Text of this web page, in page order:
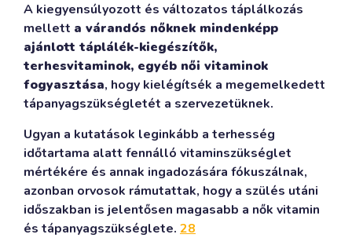
A kiegyensúlyozott és változatos táplálkozás
mellett a várandós nőknek mindenképp
ajánlott táplálék-kiegészítők,
terhesvitaminok, egyéb női vitaminok
fogyasztása, hogy kielégítsék a megemelkedett
tápanyagszükségletét a szervezetüknek.
Ugyan a kutatások leginkább a terhesség
időtartama alatt fennálló vitaminszükséglet
mértékére és annak ingadozására fókuszálnak,
azonban orvosok rámutattak, hogy a szülés utáni
időszakban is jelentősen magasabb a nők vitamin
és tápanyagszükséglete. 28